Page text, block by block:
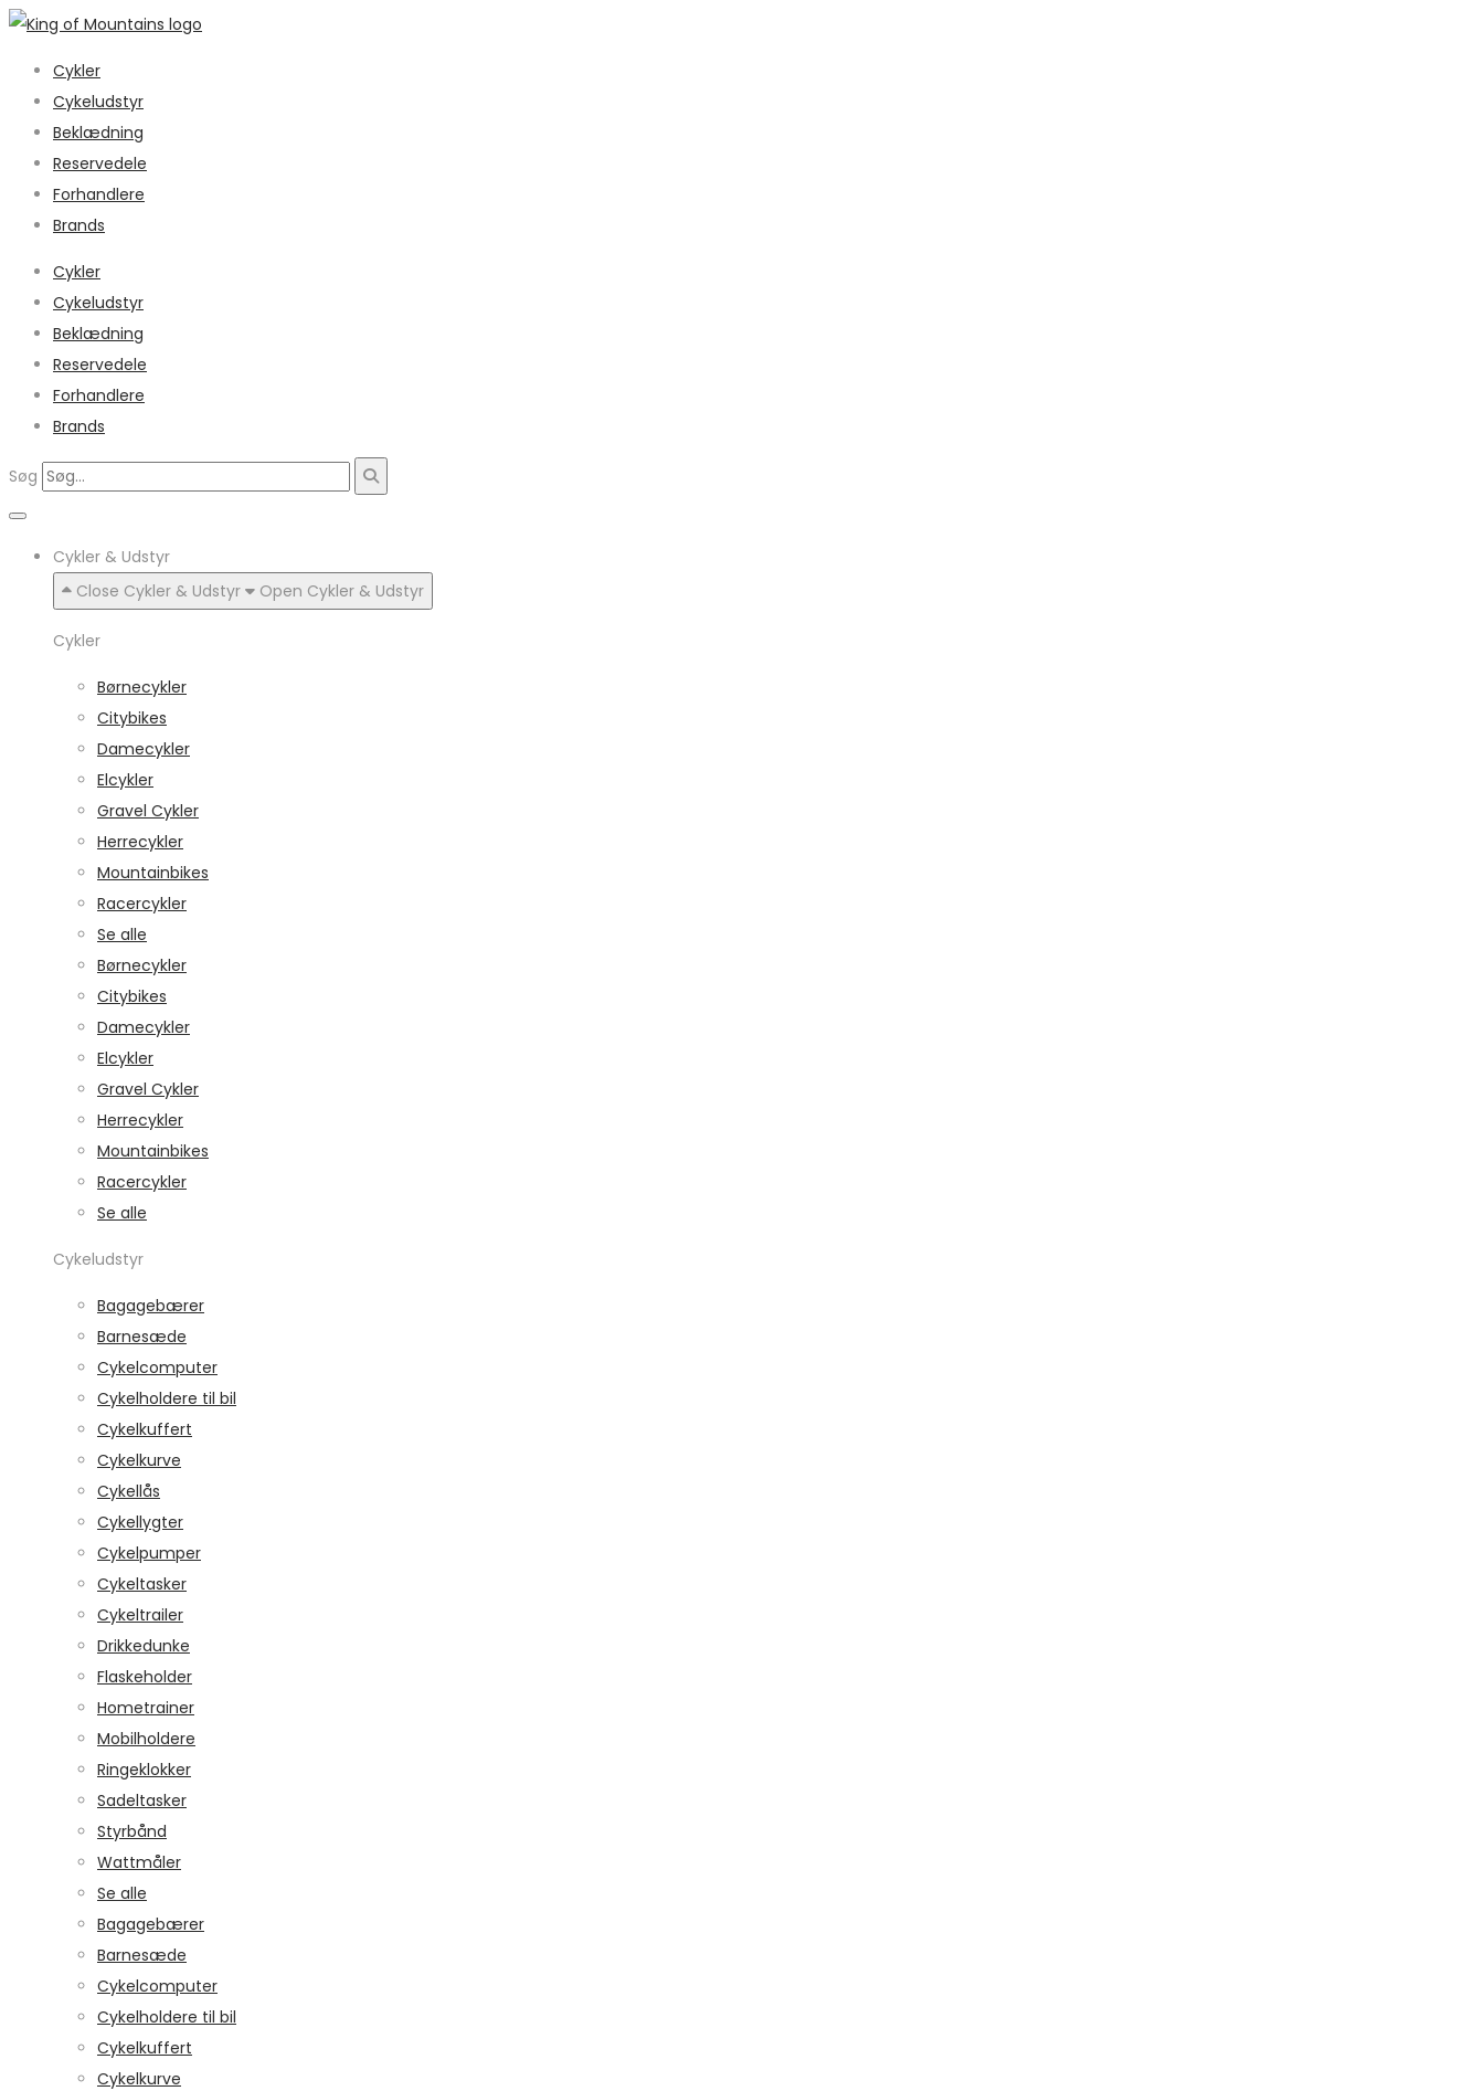
Cykler
Cykeludstyr
Beklædning
Reservedele
Forhandlere
Brands
Cykler
Cykeludstyr
Beklædning
Reservedele
Forhandlere
Brands
Søg
Cykler & Udstyr
Close Cykler & Udstyr
Open Cykler & Udstyr
Cykler
Børnecykler
Citybikes
Damecykler
Elcykler
Gravel Cykler
Herrecykler
Mountainbikes
Racercykler
Se alle
Børnecykler
Citybikes
Damecykler
Elcykler
Gravel Cykler
Herrecykler
Mountainbikes
Racercykler
Se alle
Cykeludstyr
Bagagebærer
Barnesæde
Cykelcomputer
Cykelholdere til bil
Cykelkuffert
Cykelkurve
Cykellås
Cykellygter
Cykelpumper
Cykeltasker
Cykeltrailer
Drikkedunke
Flaskeholder
Hometrainer
Mobilholdere
Ringeklokker
Sadeltasker
Styrbånd
Wattmåler
Se alle
Bagagebærer
Barnesæde
Cykelcomputer
Cykelholdere til bil
Cykelkuffert
Cykelkurve